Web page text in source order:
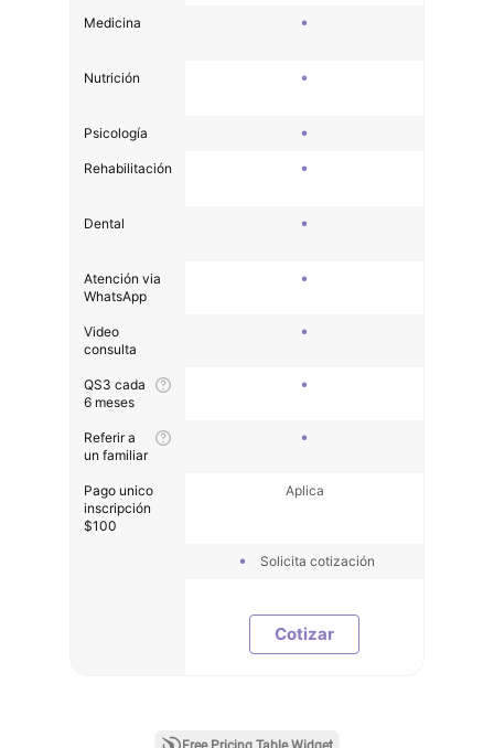
Medicina
Nutrición
Psicología
Rehabilitación
Dental
Atención via
WhatsApp
Video
consulta
QS3 cada
6 meses
Referir a
un familiar
Pago unico
inscripción
$100
Aplica
Solicita cotización
Cotizar